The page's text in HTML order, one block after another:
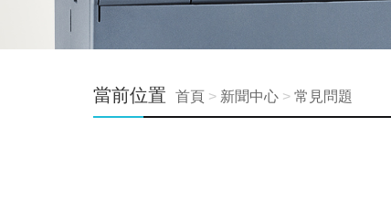
當前位置 首頁 > 新聞中心 > 常見問題